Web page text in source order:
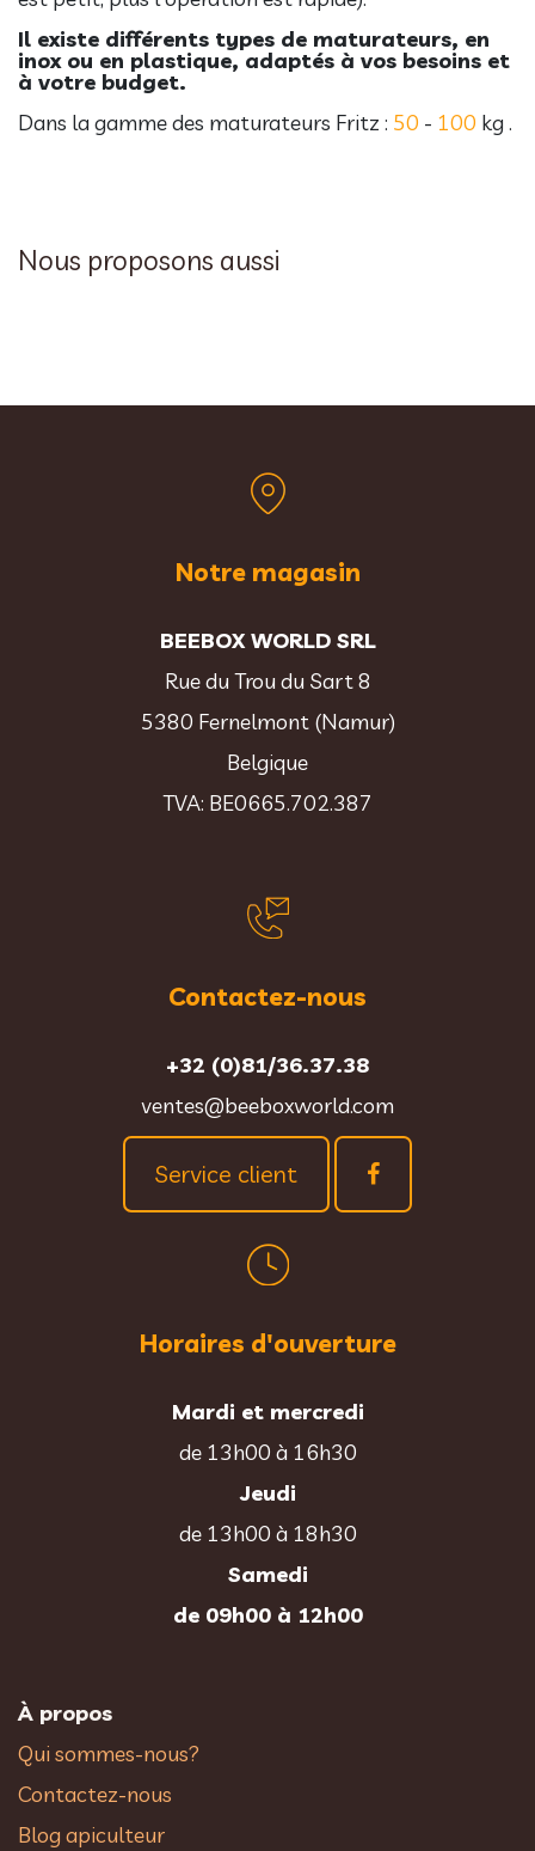
Il existe différents types de maturateurs, en
inox ou en plastique, adaptés à vos besoins et
à votre budget.
Dans la gamme des maturateurs Fritz : 50 - 100 kg .
Nous proposons aussi
Notre magasin
BEEBOX WORLD SRL
Rue du Trou du Sart 8
5380 Fernelmont (Namur)
Belgique
TVA: BE0665.702.387
Contactez-nous
+32 (0)81/36.37.38
ventes@beeboxworld.com
Service client
Horaires d'ouverture
Mardi et mercredi
de 13h00 à 16h30
Jeudi
de 13h00 à 18h30
Samedi
de 09h00 à 12h00
À propos
Qui sommes-nous?
Contactez-nous
Blog apiculteur